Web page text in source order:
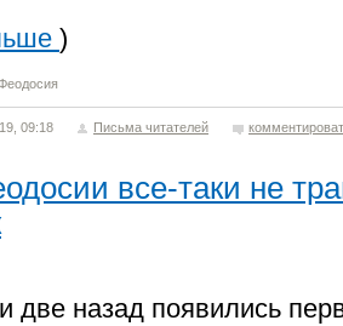
)
09:18 Письма читателей
все-таки не
две назад появились